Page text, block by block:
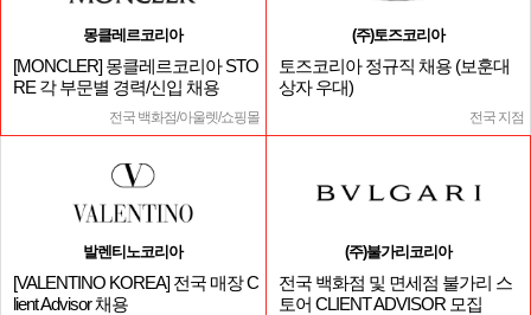
몽클레르코리아
[MONCLER] 몽클레르코리아 STO
RE 각 부문별 경력/신입 채용
전국 백화점/아울렛/쇼핑몰
(주)토즈코리아
토즈코리아 정규직 채용 (보훈대
상자 우대)
전국 지점
발렌티노코리아
[VALENTINO KOREA] 전국 매장 C
lient Advisor 채용
(주)불가리코리아
전국 백화점 및 면세점 불가리 스
토어 CLIENT ADVISOR 모집